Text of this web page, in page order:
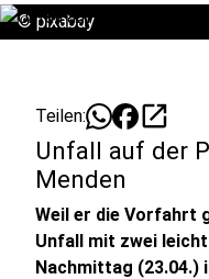
© pixabay
Teilen: open_in_new
Unfall auf der
Menden
Weil er die Vorfahrt
Unfall mit zwei
Nachmittag (23.04.)